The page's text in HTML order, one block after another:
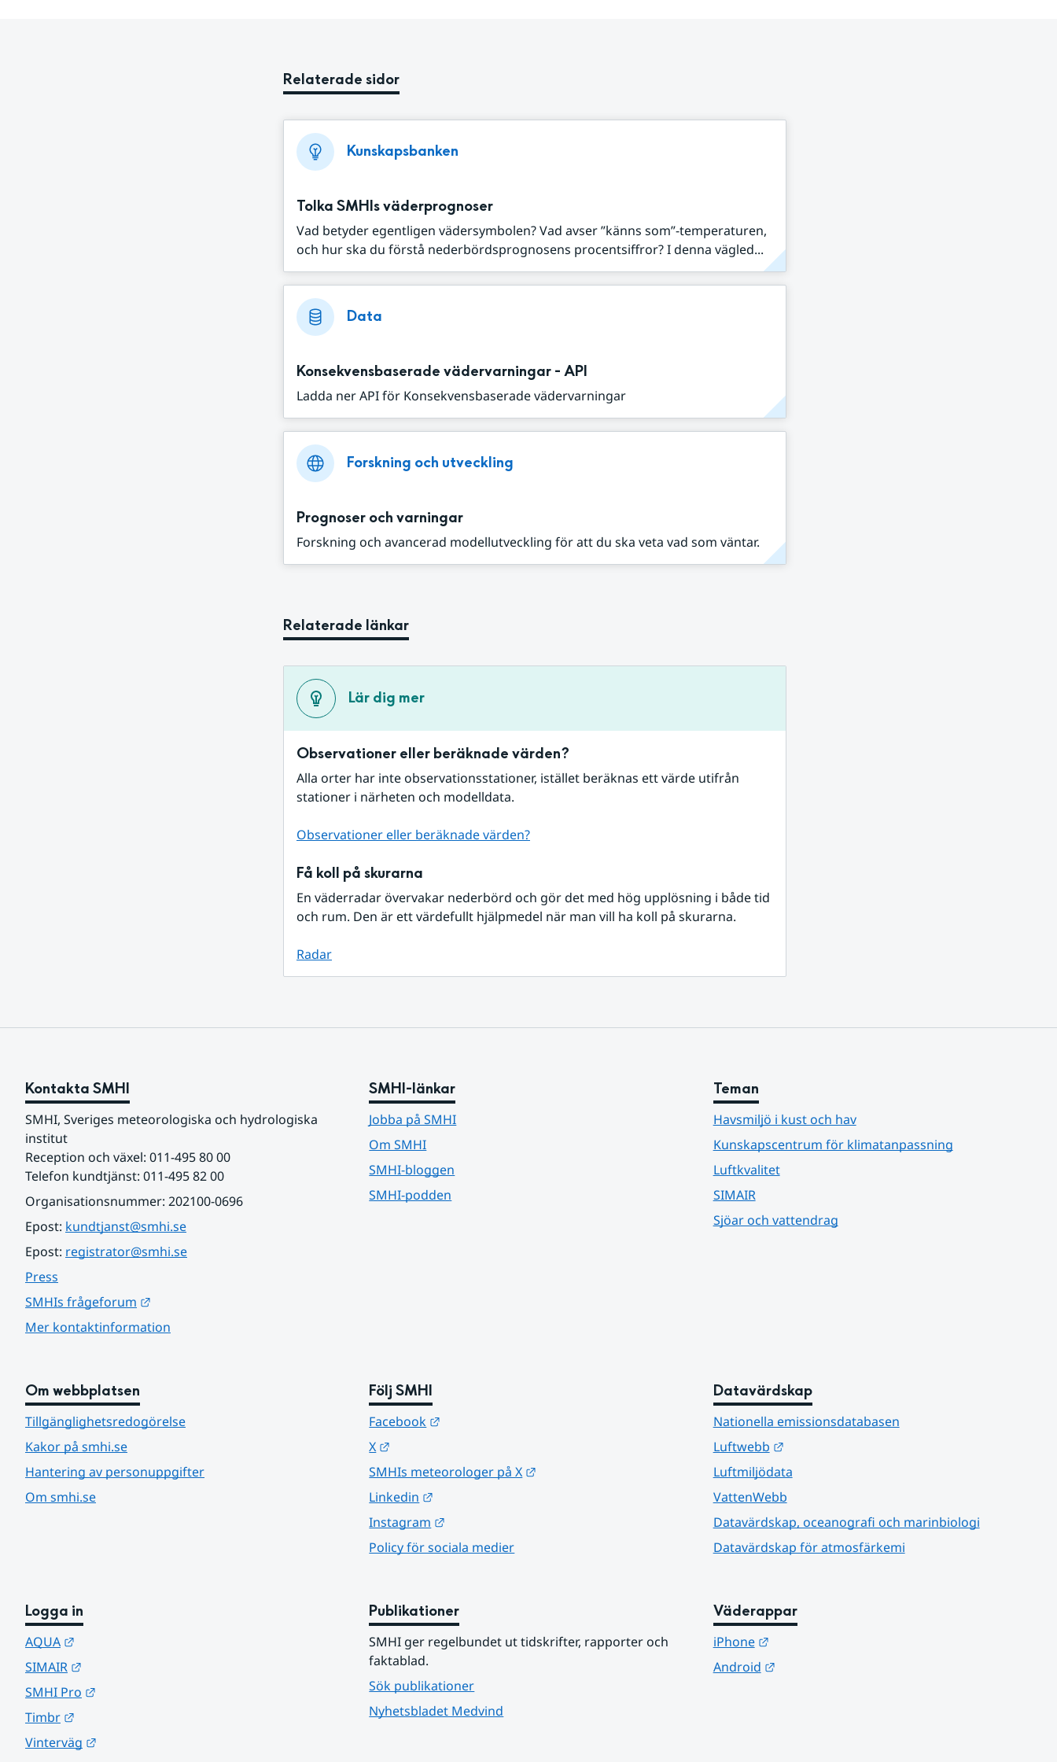
Relaterade sidor
Kunskapsbanken
Tolka SMHIs väderprognoser
Vad betyder egentligen vädersymbolen? Vad avser ”känns som”-temperaturen,
och hur ska du förstå nederbördsprognosens procentsiffror? I denna vägled...
Data
Konsekvensbaserade vädervarningar - API
Ladda ner API för Konsekvensbaserade vädervarningar
Forskning och utveckling
Prognoser och varningar
Forskning och avancerad modellutveckling för att du ska veta vad som väntar.
Relaterade länkar
Lär dig mer
Observationer eller beräknade värden?
Alla orter har inte observationsstationer, istället beräknas ett värde utifrån
stationer i närheten och modelldata.
Observationer eller beräknade värden?
Få koll på skurarna
En väderradar övervakar nederbörd och gör det med hög upplösning i både tid
och rum. Den är ett värdefullt hjälpmedel när man vill ha koll på skurarna.
Radar
Kontakta SMHI
SMHI, Sveriges meteorologiska och hydrologiska
institut
Reception och växel: 011-495 80 00
Telefon kundtjänst: 011-495 82 00
Organisationsnummer: 202100-0696
Epost: kundtjanst@smhi.se
Epost: registrator@smhi.se
Press
SMHIs frågeforum
Mer kontaktinformation
SMHI-länkar
Jobba på SMHI
Om SMHI
SMHI-bloggen
SMHI-podden
Teman
Havsmiljö i kust och hav
Kunskapscentrum för klimatanpassning
Luftkvalitet
SIMAIR
Sjöar och vattendrag
Om webbplatsen
Tillgänglighetsredogörelse
Kakor på smhi.se
Hantering av personuppgifter
Om smhi.se
Följ SMHI
Facebook
X
SMHIs meteorologer på X
Linkedin
Instagram
Policy för sociala medier
Datavärdskap
Nationella emissionsdatabasen
Luftwebb
Länk till annan webbplats.
Luftmiljödata
VattenWebb
Datavärdskap, oceanografi och marinbiologi
Datavärdskap för atmosfärkemi
Logga in
AQUA
SIMAIR
SMHI Pro
Timbr
Vinterväg
Publikationer
SMHI ger regelbundet ut tidskrifter, rapporter och
faktablad.
Sök publikationer
Nyhetsbladet Medvind
Väderappar
iPhone
Länk till annan webbplats.
Android
Länk till annan webbplats.